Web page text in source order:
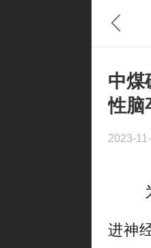
中煤
性脑
2023-
进神